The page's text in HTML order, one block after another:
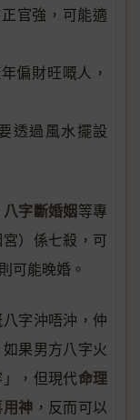
官強，可能適
偏財旺嘅人，
透過風水擺設
八字斷婚姻等專
）係七殺，可
可能晚婚。
字沖唔沖，仲
果男方八字火
，但現代命理
用神 ，反而可以